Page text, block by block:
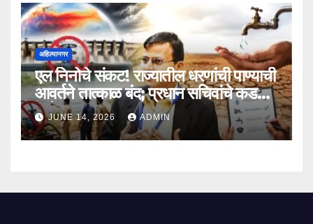
अहिल्यानगर
एल निनोचे संकट! राज्यातील धरणांची पाण्याची
आवर्तने तात्काळ बंद; प्रधान सचिवांचे कडक
आदेश
JUNE 14, 2026 ADMIN